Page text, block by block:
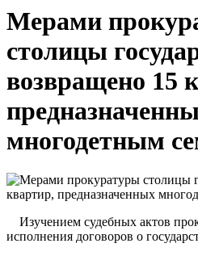
Мерами
столицы
возвращено 15
многодетным
Изучением судебных актов
исполнения договоров о